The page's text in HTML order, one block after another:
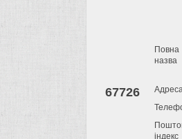
67726
Повна
назва
індекс